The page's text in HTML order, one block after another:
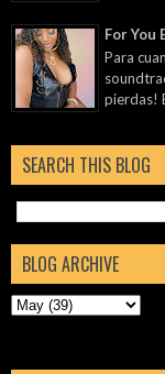
For You
Para
pierdas!
SEARCH THIS BLOG
BLOG ARCHIVE